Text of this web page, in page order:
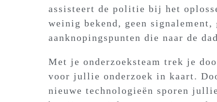
assisteert de politie bij het
weinig bekend, geen signalement,
aanknopingspunten die naar de
Met je onderzoeksteam trek je
voor jullie onderzoek in kaart.
nieuwe technologieën sporen